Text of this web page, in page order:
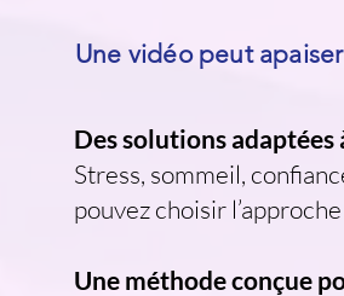
Une vidéo peut
Des solutions
Stress, sommeil,
pouvez choisir
Une méthode conçue